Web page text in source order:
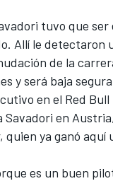
tuvo que ser
Allí le detectaron
de la
y será baja
en el Red Bull
en
quien ya ganó aquí
es un buen